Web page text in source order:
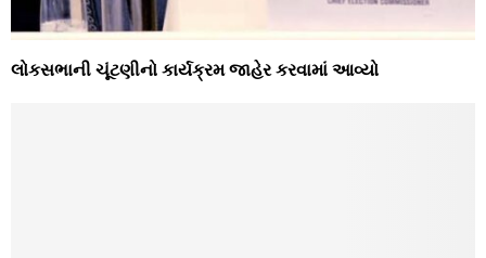
લોકસભાની ચૂંટણીનો કાર્યક્રમ જાહેર કરવામાં આવ્‍યો